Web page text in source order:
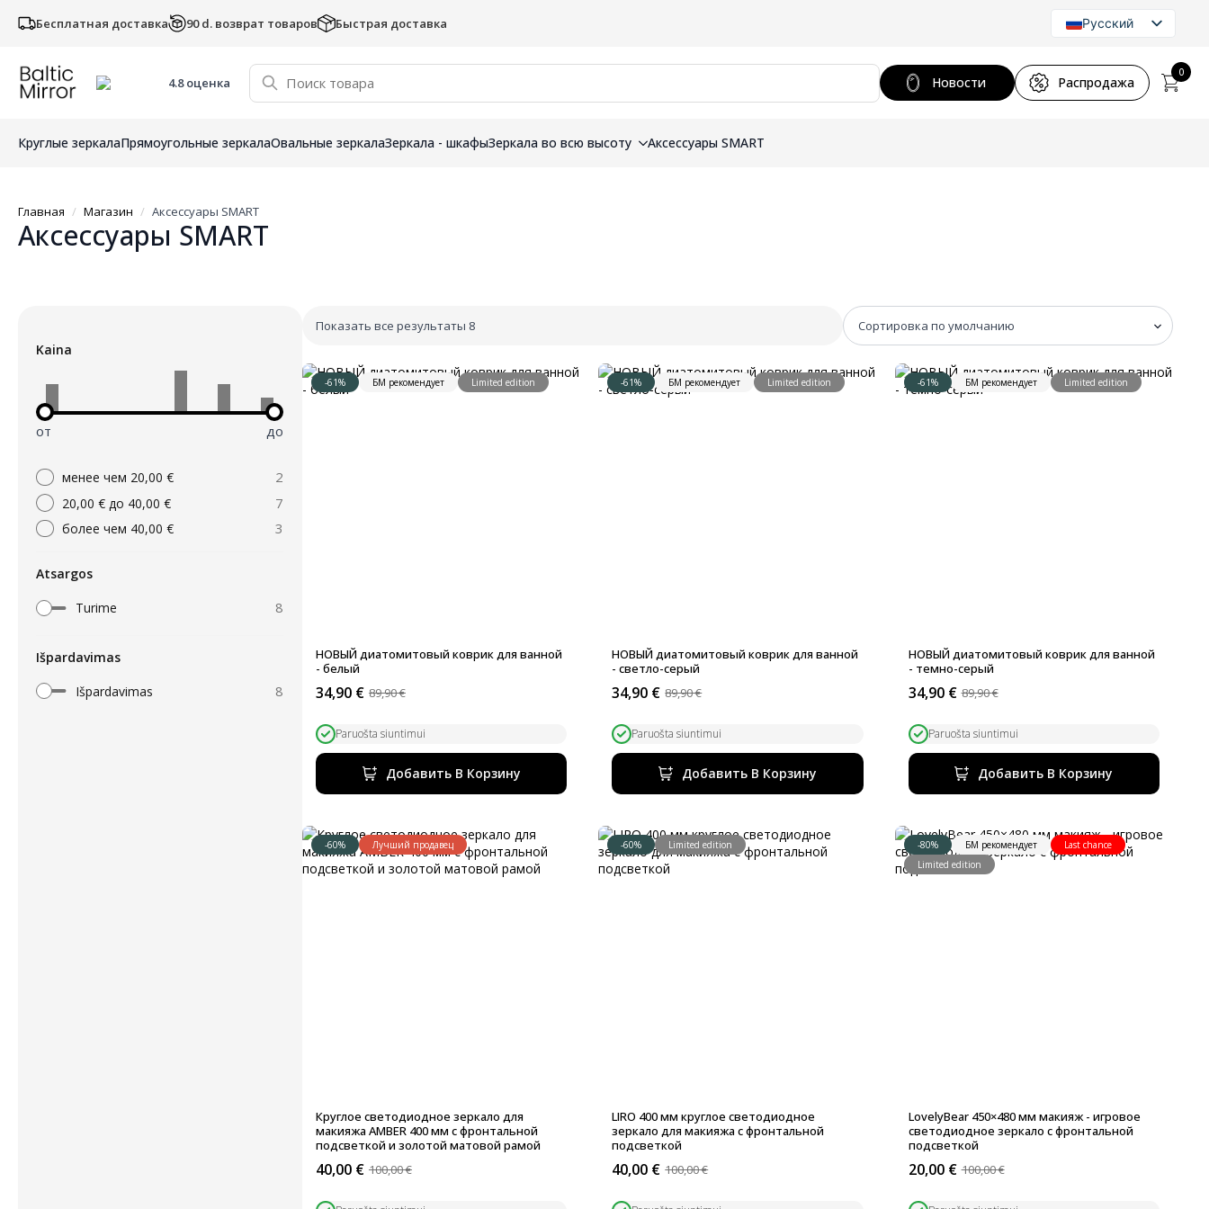
Бесплатная доставка 90 d. возврат товаров Быстрая доставка
Русский
English
4.8 оценка Новости Распродажа
0
Круглые зеркалаПрямоугольные зеркалаОвальные зеркалаЗеркала - шкафыЗеркала во всю высоту Аксессуары SMART
Главная Магазин Аксессуары SMART
Аксессуары SMART
Kaina
от до
менее чем 20,00 € 2
20,00 € до 40,00 € 7
более чем 40,00 € 3
Atsargos
Turime
8
Išpardavimas
Išpardavimas
8
Показать все результаты 8
-61% БМ рекомендует Limited edition
НОВЫЙ диатомитовый коврик для ванной
- белый
89,90€
Первоначальная
была:
89,90 €.
34,90 €
Текущая
34,90 €.
Paruošta siuntimui
Добавить В Корзину
-61% БМ рекомендует Limited edition
НОВЫЙ диатомитовый коврик для ванной
- светло-серый
89,90€
Первоначальная
была:
89,90 €.
34,90 €
Текущая
34,90 €.
Paruošta siuntimui
Добавить В Корзину
-61% БМ рекомендует Limited edition
НОВЫЙ диатомитовый коврик для ванной
- темно-серый
89,90€
Первоначальная
была:
89,90 €.
34,90 €
Текущая
34,90 €.
Paruošta siuntimui
Добавить В Корзину
-60% Лучший продавец
Круглое светодиодное зеркало для
макияжа AMBER 400 мм с фронтальной
подсветкой и золотой матовой рамой
100,00€
Первоначальная
40,00 €
Текущая
-60% Limited edition
LIRO 400 мм круглое светодиодное
зеркало для макияжа с фронтальной
подсветкой
100,00€
Первоначальная
40,00 €
Текущая
-80% БМ рекомендует
Last chance
Limited edition
LovelyBear 450×480 мм макияж - игровое
светодиодное зеркало с фронтальной
подсветкой
100,00€
Первоначальная
20,00 €
Текущая